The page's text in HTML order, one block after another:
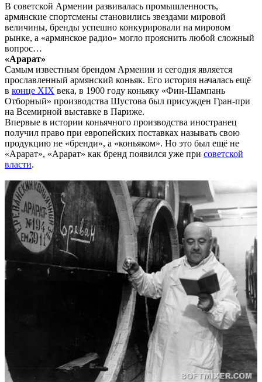
В советской Армении развивалась промышленность,
армянские спортсмены становились звездами мировой
величины, бренды успешно конкурировали на мировом
рынке, а «армянское радио» могло прояснить любой сложный
вопрос…
«Арарат»
Самым известным брендом Армении и сегодня является
прославленный армянский коньяк. Его история началась ещё
в конце XIX века, в 1900 году коньяку «Фин-Шампань
Отборный» производства Шустова был присужден Гран-при
на Всемирной выставке в Париже.
Впервые в истории коньячного производства иностранец
получил право при европейских поставках называть свою
продукцию не «бренди», а «коньяком». Но это был ещё не
«Арарат», «Арарат» как бренд появился уже при советской
власти.